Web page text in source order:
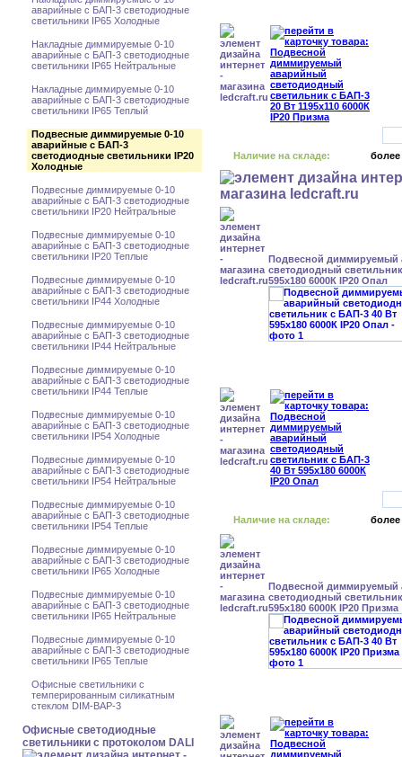
аварийные с БАП-3 светодиодные
светильники IP65 Холодные
Накладные диммируемые 0-10
аварийные с БАП-3 светодиодные
светильники IP65 Нейтральные
Накладные диммируемые 0-10
аварийные с БАП-3 светодиодные
светильники IP65 Теплый
Подвесные диммируемые 0-10
аварийные с БАП-3
светодиодные светильники IP20
Холодные
Подвесные диммируемые 0-10
аварийные с БАП-3 светодиодные
светильники IP20 Нейтральные
Подвесные диммируемые 0-10
аварийные с БАП-3 светодиодные
светильники IP20 Теплые
Подвесные диммируемые 0-10
аварийные с БАП-3 светодиодные
светильники IP44 Холодные
Подвесные диммируемые 0-10
аварийные с БАП-3 светодиодные
светильники IP44 Нейтральные
Подвесные диммируемые 0-10
аварийные с БАП-3 светодиодные
светильники IP44 Теплые
Подвесные диммируемые 0-10
аварийные с БАП-3 светодиодные
светильники IP54 Холодные
Подвесные диммируемые 0-10
аварийные с БАП-3 светодиодные
светильники IP54 Нейтральные
Подвесные диммируемые 0-10
аварийные с БАП-3 светодиодные
светильники IP54 Теплые
Подвесные диммируемые 0-10
аварийные с БАП-3 светодиодные
светильники IP65 Холодные
Подвесные диммируемые 0-10
аварийные с БАП-3 светодиодные
светильники IP65 Нейтральные
Подвесные диммируемые 0-10
аварийные с БАП-3 светодиодные
светильники IP65 Теплые
Офисные светильники с
темперированным силикатным
стеклом DIM-BAP-3
Офисные светодиодные
светильники с протоколом DALI
Наличие на складе: более
Подвесной диммируемый
светодиодный
595x180 6000К IP20 Опал
Наличие на складе: более
Подвесной диммируемый
светодиодный
595x180 6000К IP20 Призма